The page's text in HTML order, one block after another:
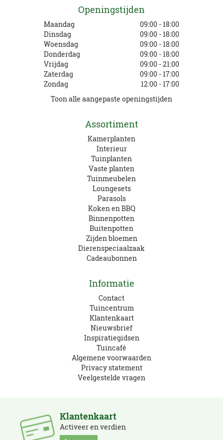
Openingstijden
Maandag
09:00 - 18:00
Dinsdag
09:00 - 18:00
Woensdag
09:00 - 18:00
Donderdag
09:00 - 18:00
Vrijdag
09:00 - 21:00
Zaterdag
09:00 - 17:00
Zondag
12:00 - 17:00
Toon alle aangepaste openingstijden
Assortiment
Kamerplanten
Interieur
Tuinplanten
Vaste planten
Tuinmeubelen
Loungesets
Parasols
Koken en BBQ
Binnenpotten
Buitenpotten
Zijden bloemen
Dierenspeciaalzaak
Cadeaubonnen
Informatie
Contact
Tuincentrum
Klantenkaart
Nieuwsbrief
Inspiratiegidsen
Tuincafé
Algemene voorwaarden
Privacy statement
Veelgestelde vragen
Klantenkaart
Activeer en verdien